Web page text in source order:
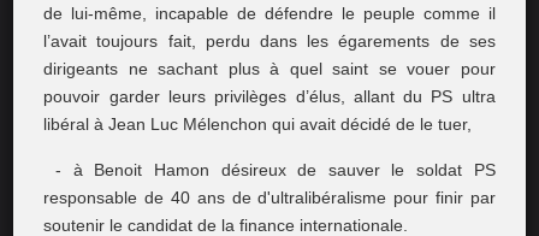
de lui-même, incapable de défendre le peuple comme il
l’avait toujours fait, perdu dans les égarements de ses
dirigeants ne sachant plus à quel saint se vouer pour
pouvoir garder leurs privilèges d’élus, allant du PS ultra
libéral à Jean Luc Mélenchon qui avait décidé de le tuer,
- à Benoit Hamon désireux de sauver le soldat PS
responsable de 40 ans de d'ultralibéralisme pour finir par
soutenir le candidat de la finance internationale.